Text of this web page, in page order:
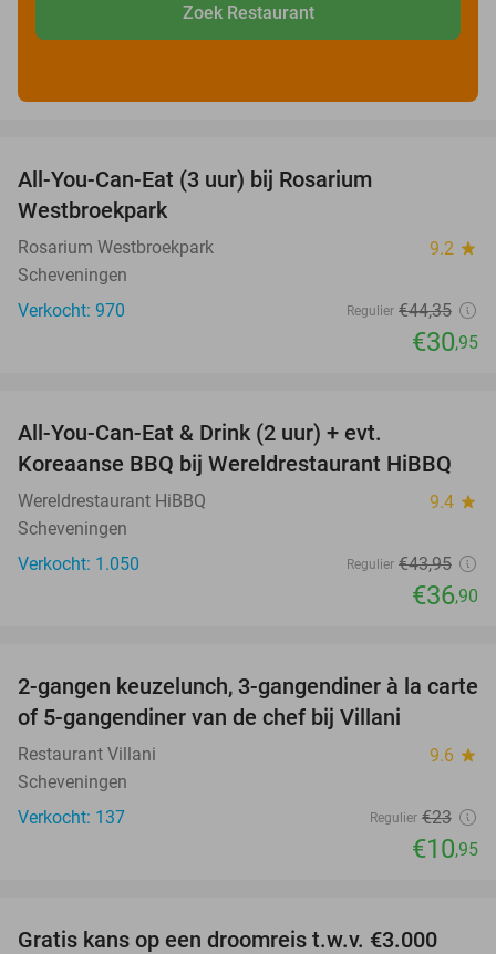
Zoek Restaurant
All-You-Can-Eat (3 uur) bij Rosarium
Westbroekpark
Rosarium Westbroekpark 9.2 star
Scheveningen
Verkocht: 970
Regulier €44,35
€30,95
All-You-Can-Eat & Drink (2 uur) + evt.
Koreaanse BBQ bij Wereldrestaurant HiBBQ
Wereldrestaurant HiBBQ 9.4 star
Scheveningen
Verkocht: 1.050
Regulier €43,95
€36,90
52%
2-gangen keuzelunch, 3-gangendiner à la carte
of 5-gangendiner van de chef bij Villani
Restaurant Villani 9.6 star
Scheveningen
Verkocht: 137
Regulier €23
€10,95
Gratis kans op een droomreis t.w.v. €3.000